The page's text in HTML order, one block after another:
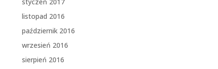
listopad 2016
październik 2016
wrzesień 2016
sierpień 2016